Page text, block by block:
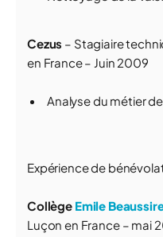
Cezus – Stagiaire
en France – Juin 2009
Analyse du métier
Expérience de
Collège Emile
Luçon en France – mai